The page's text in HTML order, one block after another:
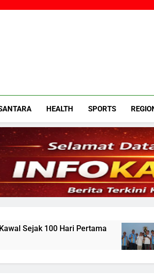
HEALTH SPORTS
Pertama Turnamen
5 Hours Ago